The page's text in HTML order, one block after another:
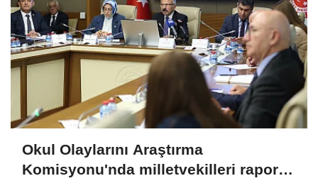
Okul Olaylarını Araştırma
Komisyonu'nda milletvekilleri rapora